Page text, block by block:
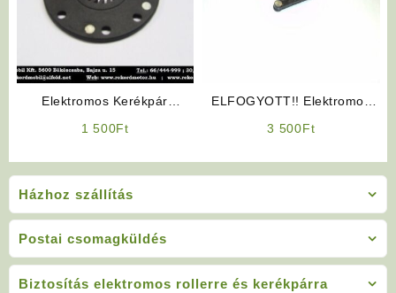
Házhoz szállítás
Postai csomagküldés
Biztosítás elektromos rollerre és kerékpárra
Elektromos Kerékpár
1 500Ft
ELFOGYOTT!! Elektromos
3 500Ft